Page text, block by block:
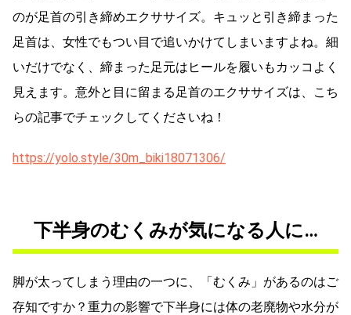
のが足首の引き締めエクササイズ。キュッと引き締まった
足首は、女性でもつい目で追いかけてしまいますよね。細
いだけでなく、締まった足元はヒールを履いもカッコよく
見えます。意外と目に留まる足首のエクササイズは、こち
らの記事でチェックしてくださいね！
https://yolo.style/30m_biki18071306/
下半身のむくみが気になる人に…
脚が太ってしまう理由の一つに、「むくみ」があるのはご
存知ですか？重力の影響で下半身には体の老廃物や水分が